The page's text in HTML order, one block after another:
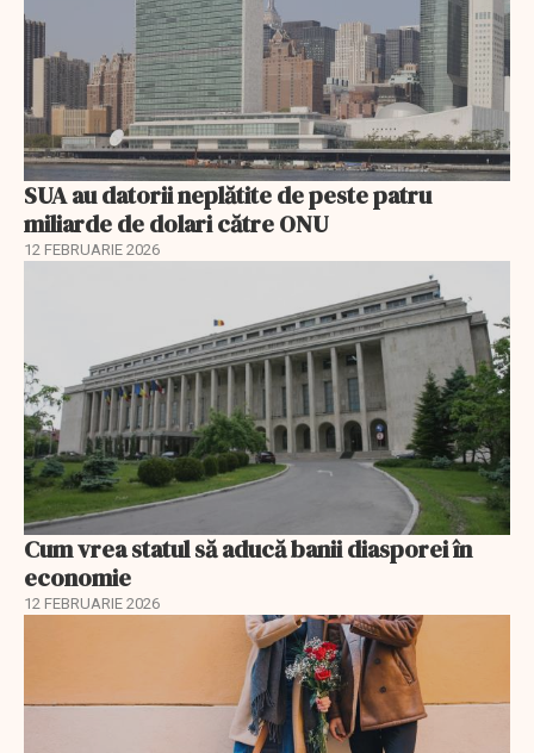
SUA au datorii neplătite de peste patru
miliarde de dolari către ONU
12 FEBRUARIE 2026
Cum vrea statul să aducă banii diasporei în
economie
12 FEBRUARIE 2026